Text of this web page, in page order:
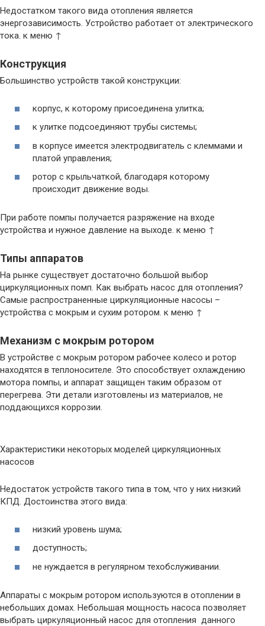
Недостатком такого вида отопления является
энергозависимость. Устройство работает от электрического
тока. к меню ↑
Конструкция
Большинство устройств такой конструкции:
корпус, к которому присоединена улитка;
к улитке подсоединяют трубы системы;
в корпусе имеется электродвигатель с клеммами и
платой управления;
ротор с крыльчаткой, благодаря которому
происходит движение воды.
При работе помпы получается разряжение на входе
устройства и нужное давление на выходе. к меню ↑
Типы аппаратов
На рынке существует достаточно большой выбор
циркуляционных помп. Как выбрать насос для отопления?
Самые распространенные циркуляционные насосы –
устройства с мокрым и сухим ротором. к меню ↑
Механизм с мокрым ротором
В устройстве с мокрым ротором рабочее колесо и ротор
находятся в теплоносителе. Это способствует охлаждению
мотора помпы, и аппарат защищен таким образом от
перегрева. Эти детали изготовлены из материалов, не
поддающихся коррозии.
Характеристики некоторых моделей циркуляционных
насосов
Недостаток устройств такого типа в том, что у них низкий
КПД. Достоинства этого вида:
низкий уровень шума;
доступность;
не нуждается в регулярном техобслуживании.
Аппараты с мокрым ротором используются в отоплении в
небольших домах. Небольшая мощность насоса позволяет
выбрать циркуляционный насос для отопления данного